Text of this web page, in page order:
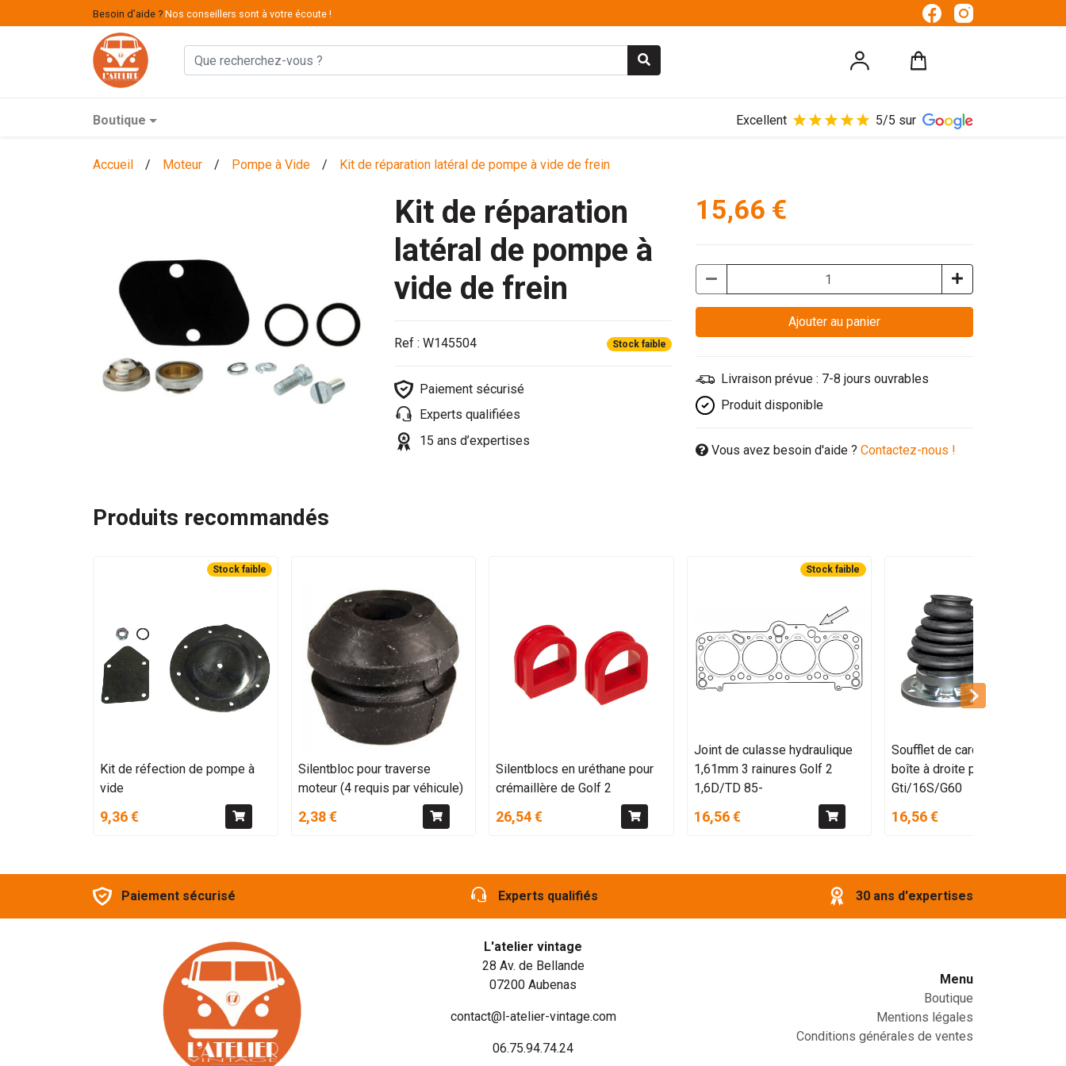
Besoin d’aide ? Nos conseillers sont à votre écoute !
Boutique Excellent 5/5 sur
Accueil / Moteur / Pompe à Vide / Kit de réparation latéral de pompe à vide de frein
Kit de réparation
latéral de pompe à
vide de frein
Ref : W145504 Stock faible
Paiement sécurisé
Experts qualifiées
15 ans d’expertises
15,66 €
Ajouter au panier
Livraison prévue : 7-8 jours ouvrables
Produit disponible
Vous avez besoin d'aide ? Contactez-nous !
Produits recommandés
Stock faible
Kit de réfection de pompe à
vide
9,36 €
Silentbloc pour traverse
moteur (4 requis par véhicule)
2,38 €
Silentblocs en uréthane pour
crémaillère de Golf 2
26,54 €
Stock faible
Joint de culasse hydraulique
1,61mm 3 rainures Golf 2
1,6D/TD 85-
16,56 €
Soufflet de cardan seul côté
boîte à droite pour
Gti/16S/G60
16,56 €
Paiement sécurisé Experts qualifiés 30 ans d'expertises
L'atelier vintage
28 Av. de Bellande
07200 Aubenas
contact@l-atelier-vintage.com
06.75.94.74.24
Menu
Boutique
Mentions légales
Conditions générales de ventes